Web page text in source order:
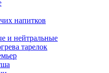
напитков
и нейтральные
тарелок